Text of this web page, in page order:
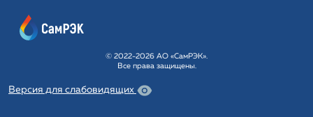
© 2022-2026 АО «СамРЭК».
Все права защищены.
Версия для слабовидящих